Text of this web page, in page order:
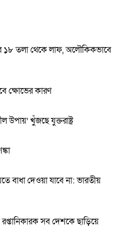
১৮ তলা থেকে লাফ, অলৌকিকভাবে
ক্ষোভের কারণ
উপায়’ খুঁজছে যুক্তরাষ্ট্র
বাধা দেওয়া যাবে না: ভারতীয়
সব দেশকে ছাড়িয়ে